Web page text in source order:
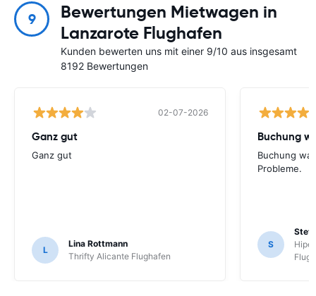
9
Bewertungen Mietwagen in
Lanzarote Flughafen
Kunden bewerten uns mit einer 9/10 aus insgesamt
8192 Bewertungen
02-07-2026
Ganz gut
Ganz gut
L
Lina Rottmann
Thrifty Alicante Flughafen
Buchung
Buchung
Probleme.
S